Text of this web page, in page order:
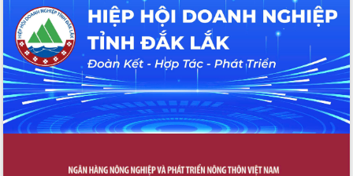
nhất, Quốc hội khóa XVI
Quyết liệt cải cách hành chính, khơi
thông nguồn lực phát triển
Nâng cao hiệu lực, hiệu quả HĐND
tỉnh thông qua hiện đại hóa hành chính
Xã Ea Phê gắn cải cách hành chính với
chuyển đổi số
Phó Chủ tịch Thường trực UBND tỉnh
tâm Phục vụ hành chính công xã Ea